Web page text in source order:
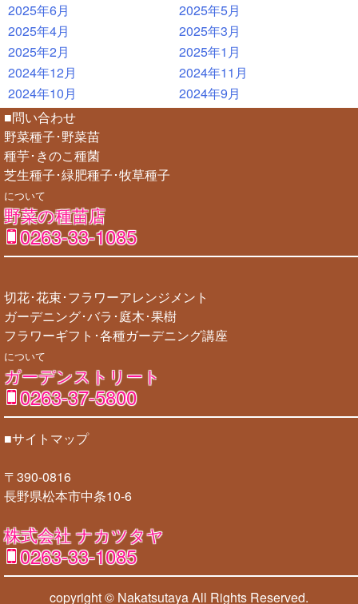
2025年6月
2025年5月
2025年4月
2025年3月
2025年2月
2025年1月
2024年12月
2024年11月
2024年10月
2024年9月
■問い合わせ
野菜種子･野菜苗
種芋･きのこ種菌
芝生種子･緑肥種子･牧草種子
について
野菜の種苗店
0263-33-1085
切花･花束･フラワーアレンジメント
ガーデニング･バラ･庭木･果樹
フラワーギフト･各種ガーデニング講座
について
ガーデンストリート
0263-37-5800
■サイトマップ
〒390-0816
長野県松本市中条10-6
株式会社 ナカツタヤ
0263-33-1085
copyright © NakatsutayaAll Rights Reserved.